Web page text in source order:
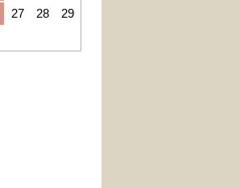
27 28
29